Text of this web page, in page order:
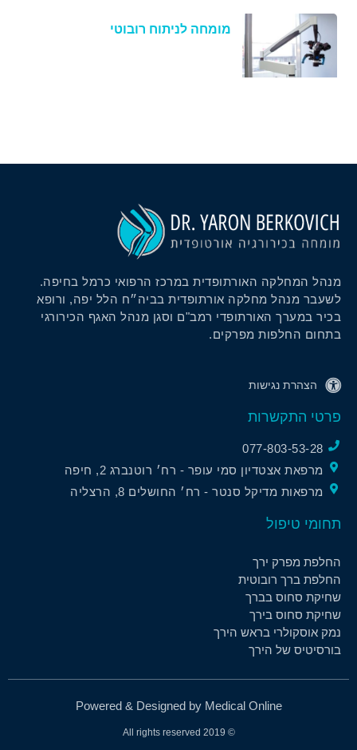
מומחה לניתוח רובוטי
תחומי טיפול
החלפת מפרק ירך
החלפת ברך רובוטית
שחיקת סחוס בברך
שחיקת סחוס בירך
נמק אוסקולרי בראש הירך
בורסיטיס של הירך
פרטי התקשרות
077-803-53-28
מרפאת אצטדיון סמי עופר - רח׳ רוטנברג 2, חיפה
מרפאות מדיקל סנטר - רח׳ החושלים 8, הרצליה
מנהל המחלקה האורתופדית במרכז הרפואי כרמל בחיפה.
לשעבר מנהל מחלקה אורתופדית בביה״ח הלל יפה, ורופא
בכיר במערך האורתופדי רמב"ם וסגן מנהל האגף הכירורגי
בתחום החלפות מפרקים.
הצהרת נגישות
© 2019 All rights reserved
Powered & Designed by Medical Online